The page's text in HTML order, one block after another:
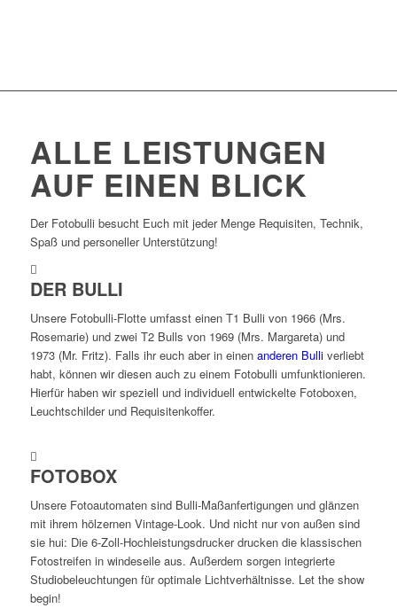
ALLE LEISTUNGEN
AUF EINEN BLICK
Der Fotobulli besucht Euch mit jeder Menge Requisiten, Technik,
Spaß und personeller Unterstützung!
DER BULLI
Unsere Fotobulli-Flotte umfasst einen T1 Bulli von 1966 (Mrs.
Rosemarie) und zwei T2 Bulls von 1969 (Mrs. Margareta) und
1973 (Mr. Fritz). Falls ihr euch aber in einen anderen Bulliverliebt
habt, können wir diesen auch zu einem Fotobulli umfunktionieren.
Hierfür haben wir speziell und individuell entwickelte Fotoboxen,
Leuchtschilder und Requisitenkoffer.
FOTOBOX
Unsere Fotoautomaten sind Bulli-Maßanfertigungen und glänzen
mit ihrem hölzernen Vintage-Look. Und nicht nur von außen sind
sie hui: Die 6-Zoll-Hochleistungsdrucker drucken die klassischen
Fotostreifen in windeseile aus. Außerdem sorgen integrierte
Studiobeleuchtungen für optimale Lichtverhältnisse. Let the show
begin!